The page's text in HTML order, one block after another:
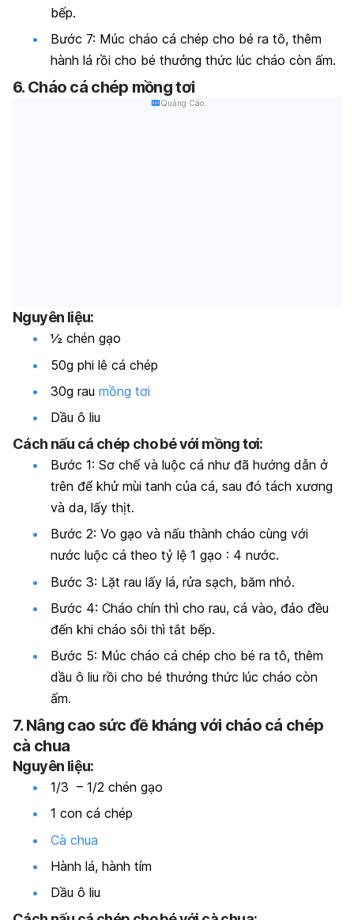
bếp.
Bước 7: Múc cháo cá chép cho bé ra tô, thêm
hành lá rồi cho bé thưởng thức lúc cháo còn ấm.
6. Cháo cá chép mồng tơi
Quảng Cáo
Nguyên liệu:
½ chén gạo
50g phi lê cá chép
30g rau mồng tơi
Dầu ô liu
Cách nấu cá chép cho bé với mồng tơi:
Bước 1: Sơ chế và luộc cá như đã hướng dẫn ở
trên để khử mùi tanh của cá, sau đó tách xương
và da, lấy thịt.
Bước 2: Vo gạo và nấu thành cháo cùng với
nước luộc cá theo tỷ lệ 1 gạo : 4 nước.
Bước 3: Lặt rau lấy lá, rửa sạch, băm nhỏ.
Bước 4: Cháo chín thì cho rau, cá vào, đảo đều
đến khi cháo sôi thì tắt bếp.
Bước 5: Múc cháo cá chép cho bé ra tô, thêm
dầu ô liu rồi cho bé thưởng thức lúc cháo còn
ấm.
7. Nâng cao sức đề kháng với cháo cá chép
cà chua
Nguyên liệu:
1/3 – 1/2 chén gạo
1 con cá chép
Cà chua
Hành lá, hành tím
Dầu ô liu